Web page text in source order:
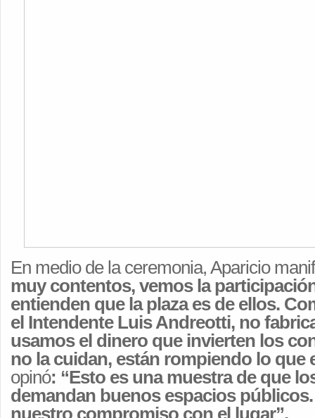
En medio de la ceremonia, Aparicio
muy contentos, vemos la
entienden que la plaza es de ellos.
el Intendente Luis Andreotti, no
usamos el dinero que invierten los
no la cuidan, están rompiendo lo que
opinó: “Esto es una muestra de que
demandan buenos espacios
nuestro compromiso con el lugar”.